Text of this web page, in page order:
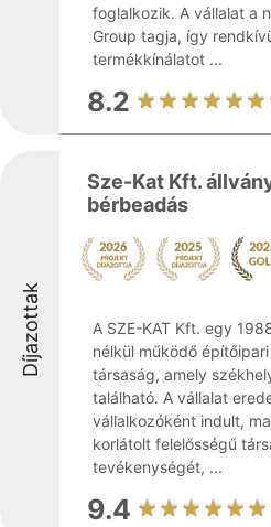
foglalkozik. A vállalat a
Group tagja, így
termékkínálatot ...
8.2
Díjazottak
Sze-Kat Kft.
bérbeadás
A SZE-KAT Kft. egy
nélkül működő
társaság, amely
található. A vállalat
vállalkozóként indult,
korlátolt felelősségű
tevékenységét, ...
9.4